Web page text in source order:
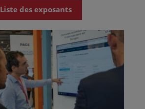
Liste des exposants